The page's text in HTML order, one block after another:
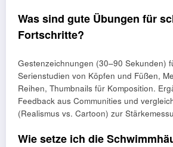
Was sind gute Übungen für
Fortschritte?
Gestenzeichnungen (30–90 Sekunden)
Serienstudien von Köpfen und Füßen,
Reihen, Thumbnails für Komposition.
Feedback aus Communities und
(Realismus vs. Cartoon) zur
Wie setze ich die